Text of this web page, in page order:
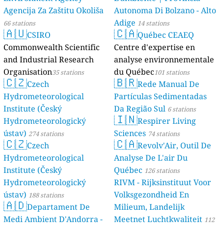
Agencija Za Zaštitu Okoliša
66 stations
🇦🇺CSIRO
Commonwealth Scientific
and Industrial Research
Organisation35 stations
🇨🇿Czech
Hydrometeorological
Institute (Český
Hydrometeorologický
ústav) 274 stations
🇨🇿Czech
Hydrometeorological
Institute (Český
Hydrometeorologický
ústav) 188 stations
🇦🇩Departament De
Medi Ambient D'Andorra -
Autonoma Di Bolzano - Alto
Adige 14 stations
🇨🇦Québec CEAEQ
Centre d'expertise en
analyse environnementale
du Québec101 stations
🇧🇷Rede Manual De
Partículas Sedimentadas
Da Região Sul 6 stations
🇮🇳Respirer Living
Sciences 74 stations
🇨🇦Revolv'Air, Outil De
Analyse De L'air Du
Québec 126 stations
RIVM - Rijksinstituut Voor
Volksgezondheid En
Milieum, Landelijk
Meetnet Luchtkwaliteit 112